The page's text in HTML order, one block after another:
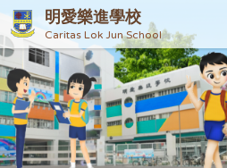
明愛樂進學校
Caritas Lok Jun School